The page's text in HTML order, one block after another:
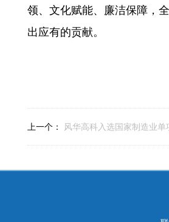
领、文化赋能、廉洁保障，
出应有的贡献。
上一个： 风华高科入选国家制造业单